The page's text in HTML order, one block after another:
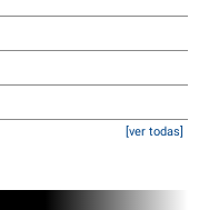
[ver todas]